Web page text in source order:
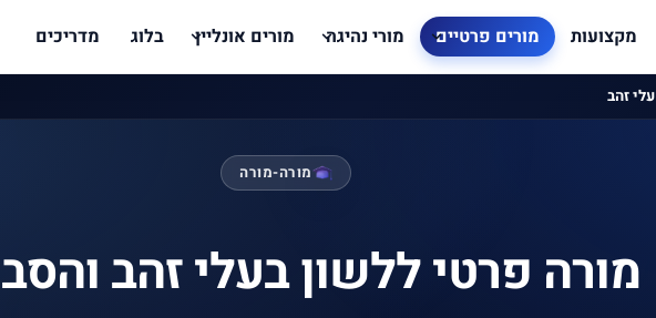
מקצועות מורים פרטיים מורי נהיגה מורים אונליין בלוג מדריכים
עלי זהב
מורה-מורה
מורה פרטי ללשון בעלי זהב